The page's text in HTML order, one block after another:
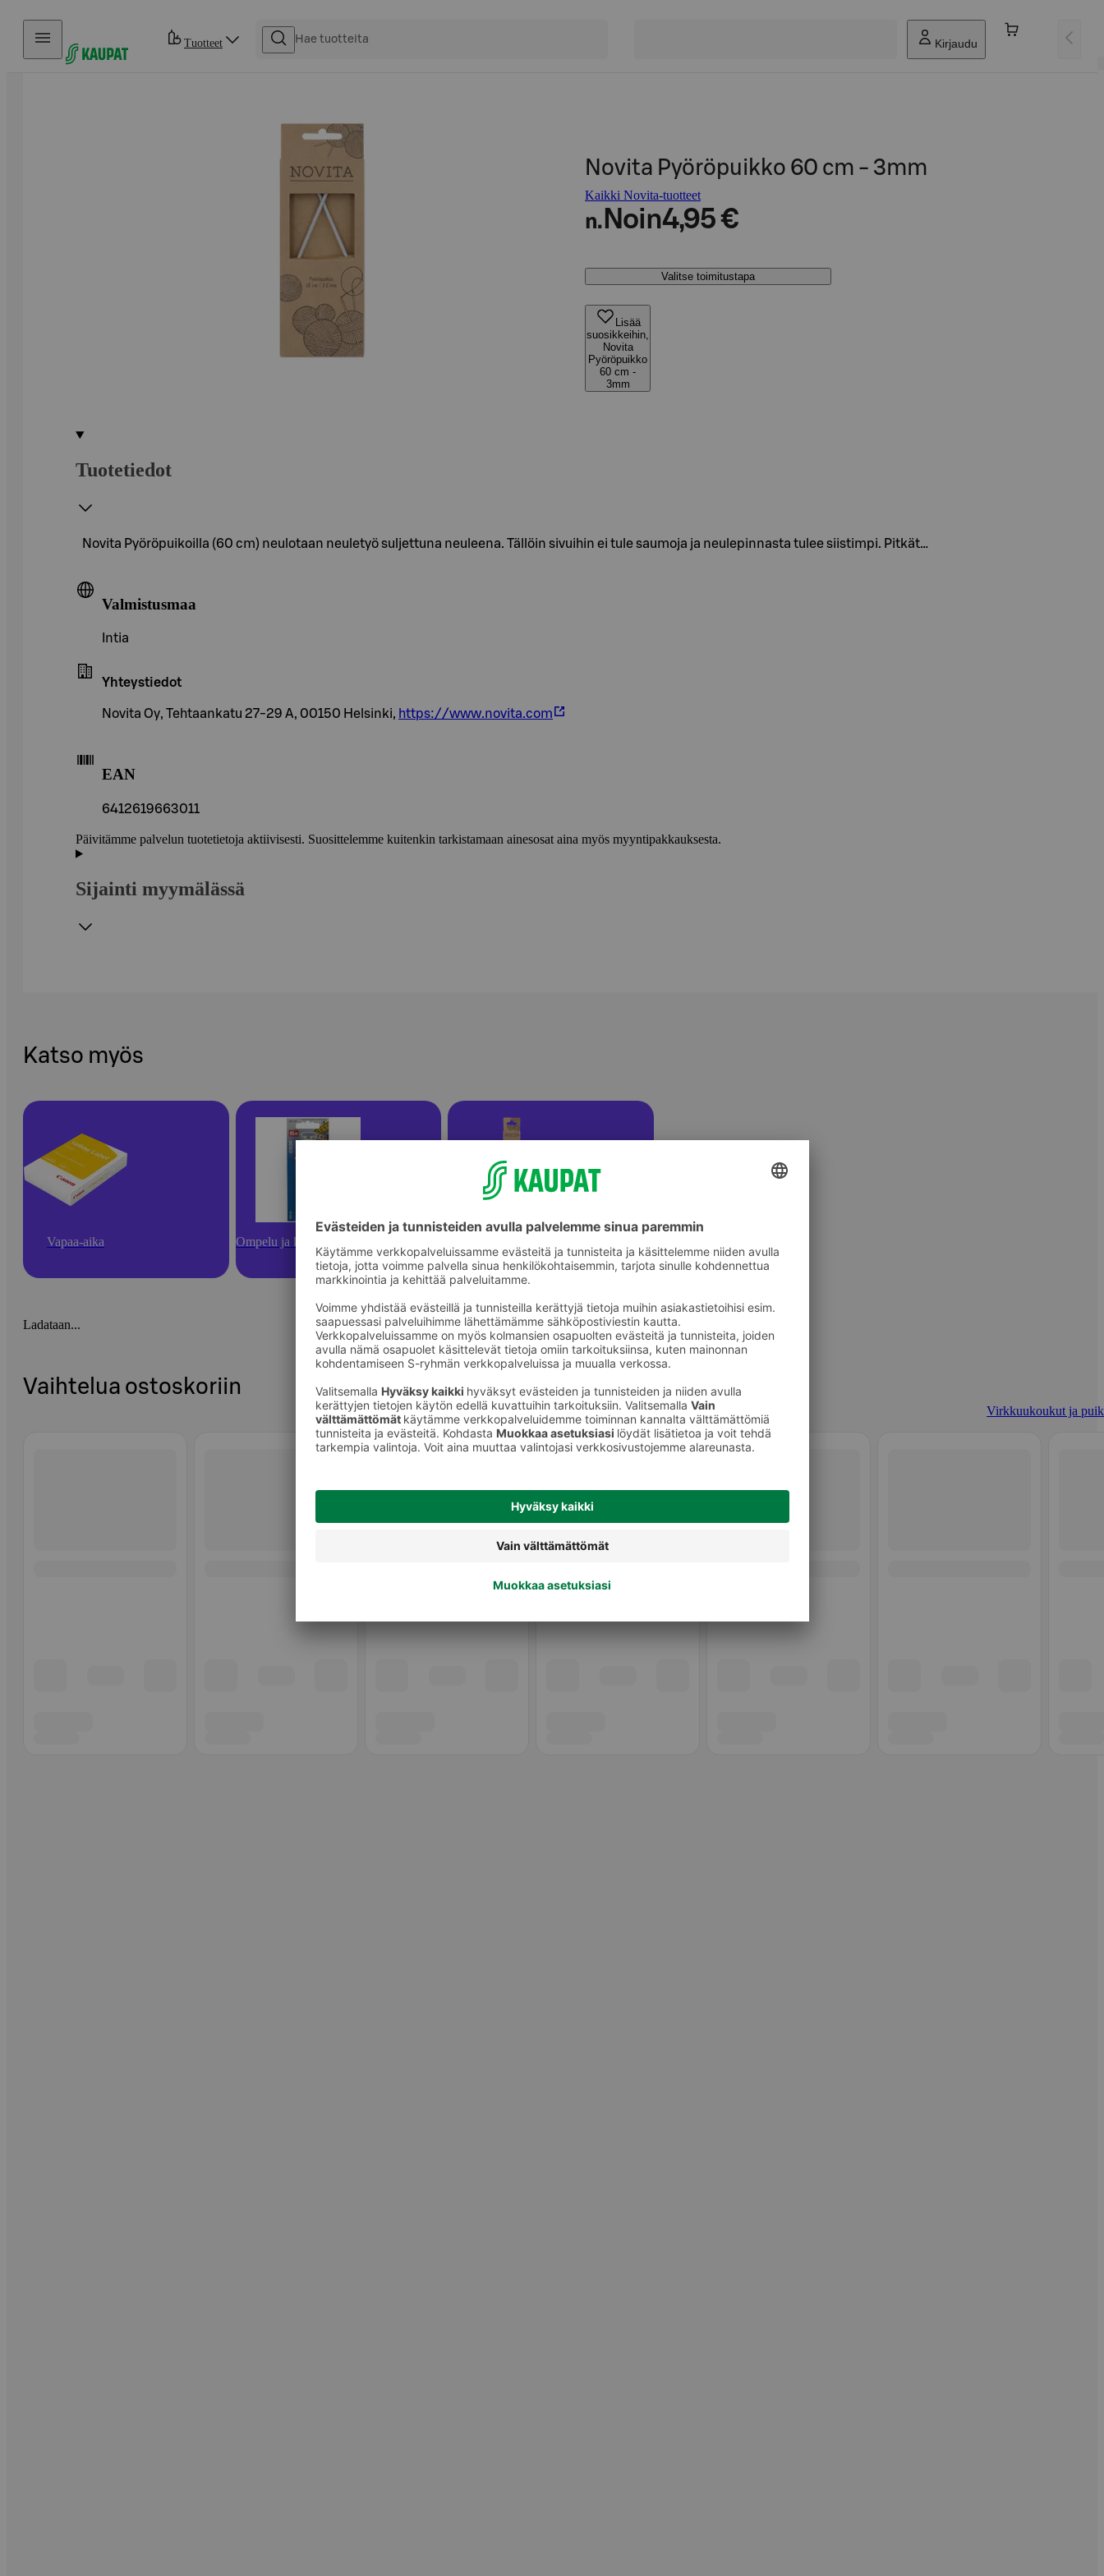
Hyppää sisältöön
Tuotteet Kirjaudu
Novita Pyöröpuikko 60 cm - 3mm
Kaikki Novita-tuotteet
n. Noin4,95 €
Valitse toimitustapa
Lisää
suosikkeihin,
Novita
Pyöröpuikko
60 cm -
3mm
Tuotetiedot
Novita Pyöröpuikoilla (60 cm) neulotaan neuletyö suljettuna neuleena. Tällöin sivuihin ei tule saumoja ja neulepinnasta tulee siistimpi. Pitkät…
Valmistusmaa
Intia
Yhteystiedot
Novita Oy, Tehtaankatu 27-29 A, 00150 Helsinki, https://www.novita.com
EAN
6412619663011
Päivitämme palvelun tuotetietoja aktiivisesti. Suosittelemme kuitenkin tarkistamaan ainesosat aina myös myyntipakkauksesta.
Sijainti myymälässä
Katso myös
Vapaa-aika Ompelu ja käsityötarvikkeet
Ladataan...
Vaihtelua ostoskoriin
Virkkuukoukut ja